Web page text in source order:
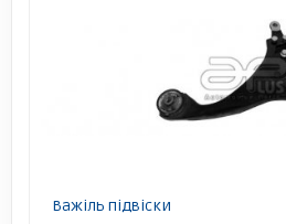
Важіль підвіски